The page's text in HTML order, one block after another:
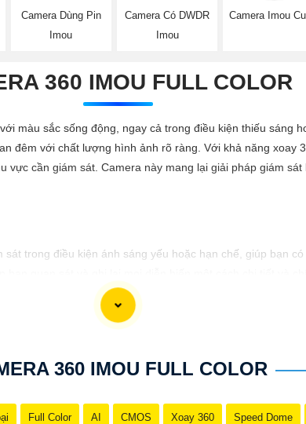
Camera Dùng Pin
Imou
Camera Có DWDR
Imou
Camera Imou
360 IMOU FULL COLOR
màu sắc sống động, ngay cả trong điều kiện thiếu sáng
đêm với chất lượng hình ảnh rõ ràng. Với khả năng xoay
cần giám sát. Camera này mang lại giải pháp giám sát
trong điều kiện ánh sáng yếu hoặc hạn chế, giúp bạn
an ninh trong các khu vực yêu cầu sự rõ ràng chi tiết
360 IMOU FULL COLOR
Full Color AI CMOS Xoay 360 Speed Dome